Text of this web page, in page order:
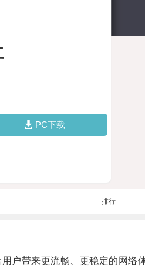
PC下载
排行
带来更流畅、更稳定的网络体